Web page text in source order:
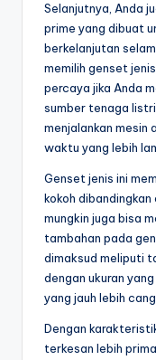
Selanjutnya, Anda
prime yang dibuat
berkelanjutan
memilih genset
percaya jika Anda
sumber tenaga
menjalankan mesin
waktu yang lebih
Genset jenis ini
kokoh
mungkin juga bisa
tambahan pada
dimaksud meliputi
dengan ukuran
yang jauh lebih
Dengan
terkesan lebih